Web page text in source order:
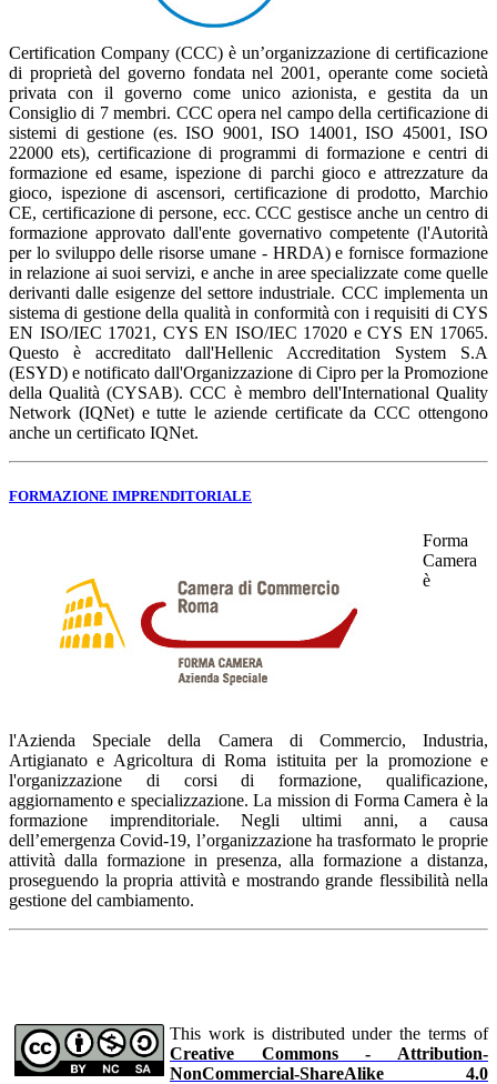
Certification Company (CCC) è un’organizzazione di certificazione
di proprietà del governo fondata nel 2001, operante come società
privata con il governo come unico azionista, e gestita da un
Consiglio di 7 membri. CCC opera nel campo della certificazione di
sistemi di gestione (es. ISO 9001, ISO 14001, ISO 45001, ISO
22000 ets), certificazione di programmi di formazione e centri di
formazione ed esame, ispezione di parchi gioco e attrezzature da
gioco, ispezione di ascensori, certificazione di prodotto, Marchio
CE, certificazione di persone, ecc. CCC gestisce anche un centro di
formazione approvato dall'ente governativo competente (l'Autorità
per lo sviluppo delle risorse umane - HRDA) e fornisce formazione
in relazione ai suoi servizi, e anche in aree specializzate come quelle
derivanti dalle esigenze del settore industriale. CCC implementa un
sistema di gestione della qualità in conformità con i requisiti di CYS
EN ISO/IEC 17021, CYS EN ISO/IEC 17020 e CYS EN 17065.
Questo è accreditato dall'Hellenic Accreditation System S.A
(ESYD) e notificato dall'Organizzazione di Cipro per la Promozione
della Qualità (CYSAB). CCC è membro dell'International Quality
Network (IQNet) e tutte le aziende certificate da CCC ottengono
anche un certificato IQNet.
FORMAZIONE IMPRENDITORIALE
Forma
Camera
è
l'Azienda Speciale della Camera di Commercio, Industria,
Artigianato e Agricoltura di Roma istituita per la promozione e
l'organizzazione di corsi di formazione, qualificazione,
aggiornamento e specializzazione. La mission di Forma Camera è la
formazione imprenditoriale. Negli ultimi anni, a causa
dell’emergenza Covid-19, l’organizzazione ha trasformato le proprie
attività dalla formazione in presenza, alla formazione a distanza,
proseguendo la propria attività e mostrando grande flessibilità nella
gestione del cambiamento.
This work is distributed under the terms of
Creative Commons - Attribution-
NonCommercial-ShareAlike 4.0